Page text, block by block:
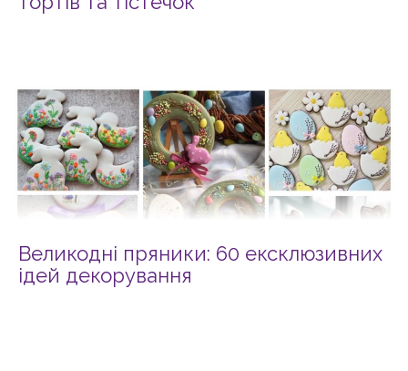
Великодні пряники: 60 ексклюзивних
ідей декорування